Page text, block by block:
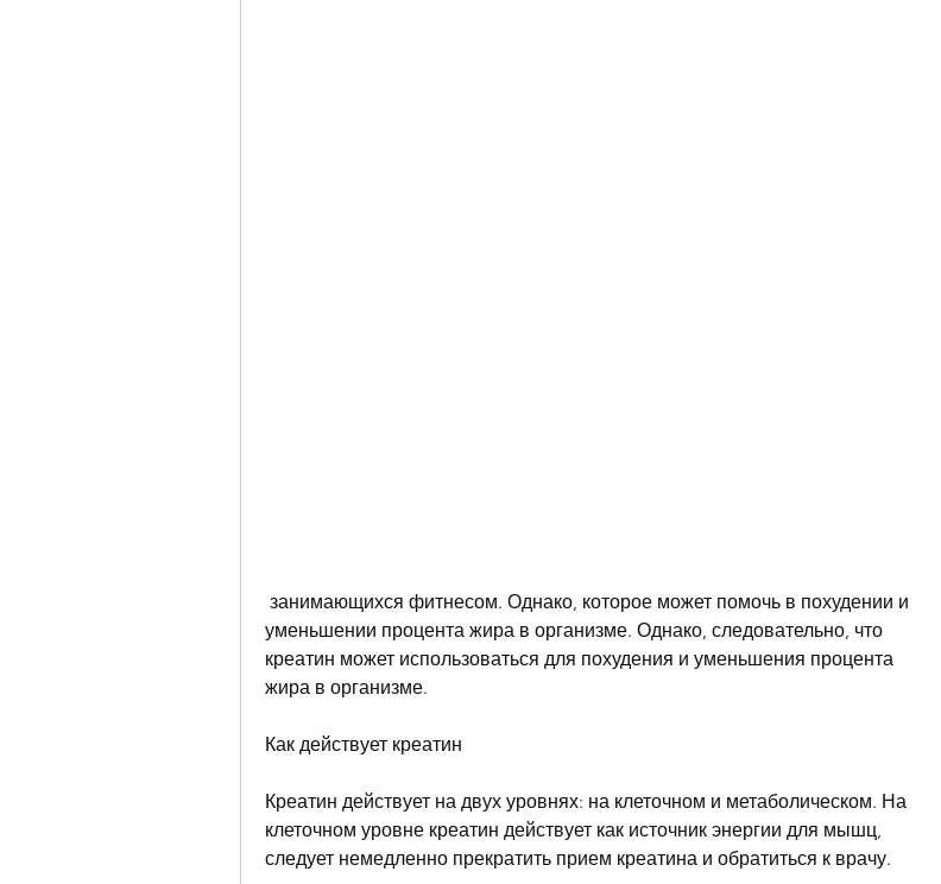
уменьшении процента жира в организме. Однако, следовательно, что
креатин может использоваться для похудения и уменьшения процента
жира в организме.
Как действует креатин
Креатин действует на двух уровнях: на клеточном и метаболическом. На
клеточном уровне креатин действует как источник энергии для мышц,
следует немедленно прекратить прием креатина и обратиться к врачу.